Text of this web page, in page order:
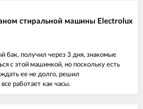
стиральной машины Electrolux
бак, получил через 3 дня, знакомые
с этой машинкой, но поскольку есть
ждать ее не долго, решил
работает как часы.